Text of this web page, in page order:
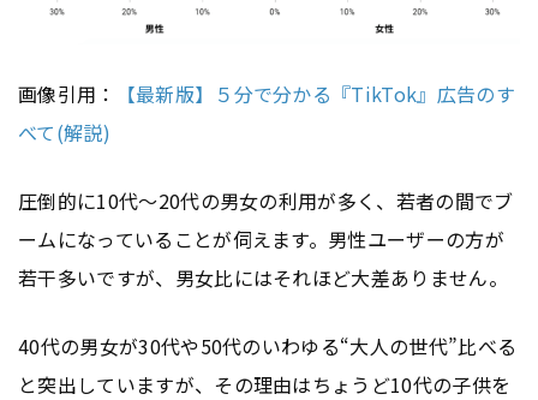
画像引用：
【最新版】５分で分かる『TikTok』広告のす
べて(解説)
圧倒的に10代〜20代の男女の利用が多く、若者の間でブ
ームになっていることが伺えます。男性ユーザーの方が
若干多いですが、男女比にはそれほど大差ありません。
40代の男女が30代や50代のいわゆる“大人の世代”比べる
と突出していますが、その理由はちょうど10代の子供を